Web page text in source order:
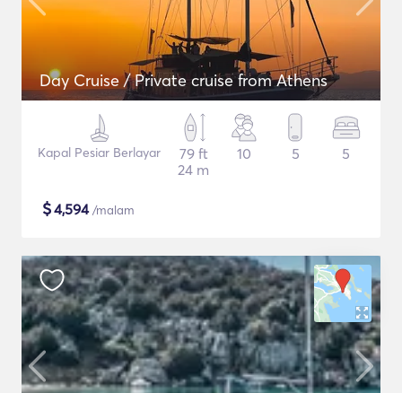
Day Cruise / Private cruise from Athens
Kapal Pesiar Berlayar
79 ft
24 m
10 5 5
$4,594/malam